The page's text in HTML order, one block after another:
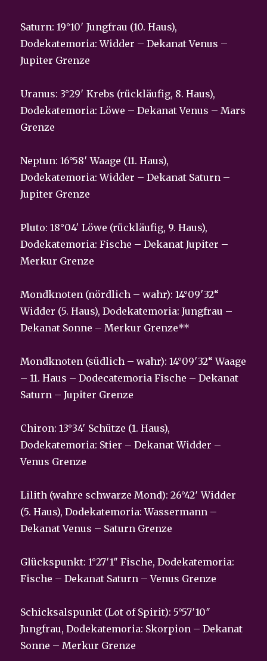
Saturn: 19°10′ Jungfrau (10. Haus),
Dodekatemoria: Widder – Dekanat Venus –
Jupiter Grenze
Uranus: 3°29′ Krebs (rückläufig, 8. Haus),
Dodekatemoria: Löwe – Dekanat Venus – Mars
Grenze
Neptun: 16°58′ Waage (11. Haus),
Dodekatemoria: Widder – Dekanat Saturn –
Jupiter Grenze
Pluto: 18°04′ Löwe (rückläufig, 9. Haus),
Dodekatemoria: Fische – Dekanat Jupiter –
Merkur Grenze
Mondknoten (nördlich – wahr): 14°09′32“
Widder (5. Haus), Dodekatemoria: Jungfrau –
Dekanat Sonne – Merkur Grenze**
Mondknoten (südlich – wahr): 14°09′32“ Waage
– 11. Haus – Dodecatemoria Fische – Dekanat
Saturn – Jupiter Grenze
Chiron: 13°34′ Schütze (1. Haus),
Dodekatemoria: Stier – Dekanat Widder –
Venus Grenze
Lilith (wahre schwarze Mond): 26°42′ Widder
(5. Haus), Dodekatemoria: Wassermann –
Dekanat Venus – Saturn Grenze
Glückspunkt: 1°27′1″ Fische, Dodekatemoria:
Fische – Dekanat Saturn – Venus Grenze
Schicksalspunkt (Lot of Spirit): 5°57′10″
Jungfrau, Dodekatemoria: Skorpion – Dekanat
Sonne – Merkur Grenze